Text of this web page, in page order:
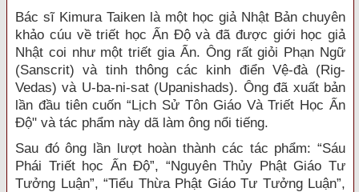
Bác sĩ Kimura Taiken là một học giả Nhật Bản chuyên
khảo cúu về triết học Ấn Độ và đã được giới học giả
Nhật coi như một triết gia Ẩn. Ông rất giỏi Phạn Ngữ
(Sanscrit) và tinh thông các kinh điển Vệ-đà (Rig-
Vedas) và U-ba-ni-sat (Upanishads). Ông đã xuất bản
lần đầu tiên cuốn “Lịch Sử Tôn Giáo Và Triết Học Ấn
Độ" và tác phẩm này dã làm ông nổi tiếng.
Sau đó ông lần lượt hoàn thành các tác phẩm: “Sáu
Phái Triết học Ấn Độ”, “Nguyên Thủy Phật Giáo Tư
Tưởng Luận”, “Tiểu Thừa Phật Giáo Tư Tưởng Luận”,